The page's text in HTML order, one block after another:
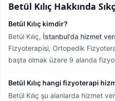
Betül Kılıç Hakkında
Betül Kılıç kimdir?
Betül Kılıç, İstanbul'da hizmet
Fizyoterapisi, Ortopedik
başta olmak üzere 9 alanda
Betül Kılıç hangi fizyoterapi
Betül Kılıç şu alanlarda hizmet